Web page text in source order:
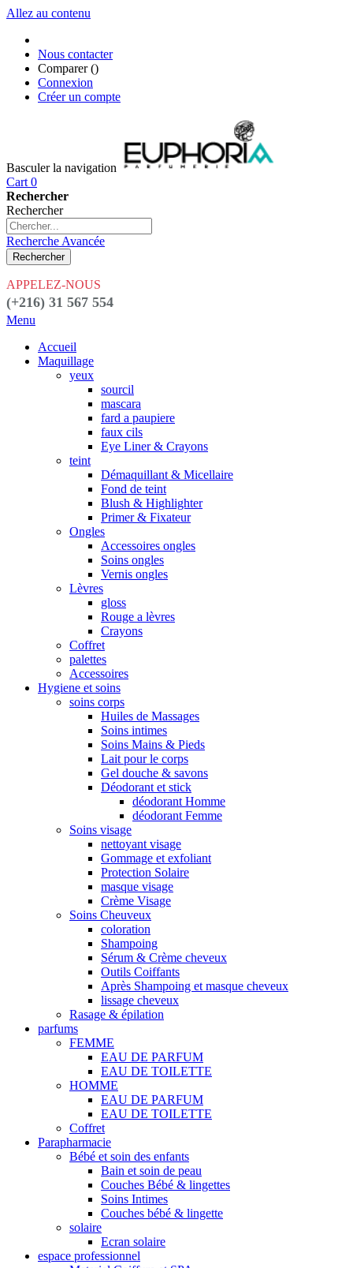
Allez au contenu
Nous contacter
Comparer ()
Connexion
Créer un compte
Basculer la navigation
Cart 0
Rechercher
Rechercher
Recherche Avancée
Rechercher
APPELEZ-NOUS
(+216) 31 567 554
Menu
Accueil
Maquillage
yeux
sourcil
mascara
fard a paupiere
faux cils
Eye Liner & Crayons
teint
Démaquillant & Micellaire
Fond de teint
Blush & Highlighter
Primer & Fixateur
Ongles
Accessoires ongles
Soins ongles
Vernis ongles
Lèvres
gloss
Rouge a lèvres
Crayons
Coffret
palettes
Accessoires
Hygiene et soins
soins corps
Huiles de Massages
Soins intimes
Soins Mains & Pieds
Lait pour le corps
Gel douche & savons
Déodorant et stick
déodorant Homme
déodorant Femme
Soins visage
nettoyant visage
Gommage et exfoliant
Protection Solaire
masque visage
Crème Visage
Soins Cheuveux
coloration
Shampoing
Sérum & Crème cheveux
Outils Coiffants
Après Shampoing et masque cheveux
lissage cheveux
Rasage & épilation
parfums
FEMME
EAU DE PARFUM
EAU DE TOILETTE
HOMME
EAU DE PARFUM
EAU DE TOILETTE
Coffret
Parapharmacie
Bébé et soin des enfants
Bain et soin de peau
Couches Bébé & lingettes
Soins Intimes
Couches bébé & lingette
solaire
Ecran solaire
espace professionnel